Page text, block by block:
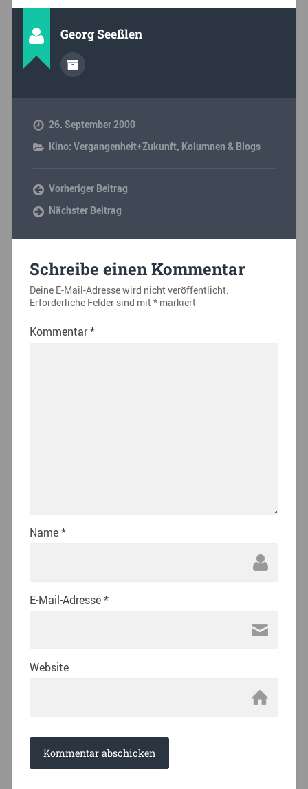
Georg Seeßlen
26. September 2000
Kino: Vergangenheit+Zukunft, Kolumnen & Blogs
Vorheriger Beitrag
Nächster Beitrag
Schreibe einen Kommentar
Deine E-Mail-Adresse wird nicht veröffentlicht.
Erforderliche Felder sind mit*markiert
Kommentar*
Name*
E-Mail-Adresse*
Website